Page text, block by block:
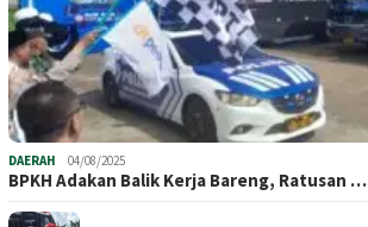
DAERAH 04/08/2025
BPKH Adakan Balik Kerja Bareng, Ratusan …